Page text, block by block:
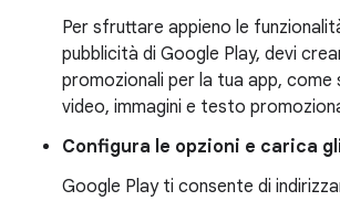
Per sfruttare appieno le
pubblicità di Google Play, devi
promozionali per la tua app, come
video, immagini e testo
Configura le opzioni e carica
Google Play ti consente di